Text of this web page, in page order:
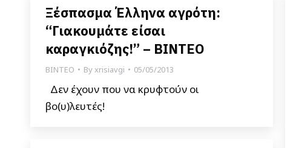
Ξέσπασμα Έλληνα αγρότη:
“Γιακουμάτε είσαι
καραγκιόζης!” – ΒΙΝΤΕΟ
ΒΙΝΤΕΟ Byxrisiavgi 05/05/2013
Δεν έχουν που να κρυφτούν οι
βο(υ)λευτές!